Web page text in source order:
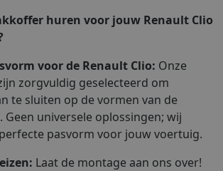
huren voor jouw Renault Clio
voor de Renault Clio: Onze
zorgvuldig geselecteerd om
te sluiten op de vormen van de
Geen universele oplossingen; wij
pasvorm voor jouw voertuig.
Laat de montage aan ons over!